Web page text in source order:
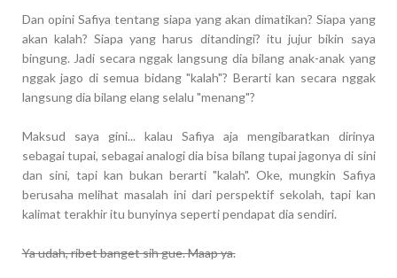
Dan opini Safiya tentang siapa yang akan dimatikan? Siapa yang
akan kalah? Siapa yang harus ditandingi? itu jujur bikin saya
bingung. Jadi secara nggak langsung dia bilang anak-anak yang
nggak jago di semua bidang "kalah"? Berarti kan secara nggak
langsung dia bilang elang selalu "menang"?
Maksud saya gini... kalau Safiya aja mengibaratkan dirinya
sebagai tupai, sebagai analogi dia bisa bilang tupai jagonya di sini
dan sini, tapi kan bukan berarti "kalah". Oke, mungkin Safiya
berusaha melihat masalah ini dari perspektif sekolah, tapi kan
kalimat terakhir itu bunyinya seperti pendapat dia sendiri.
Ya udah, ribet banget sih gue. Maap ya.